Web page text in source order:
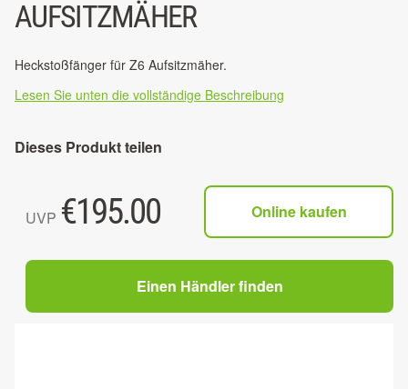
UFSITZMÄHER
Heckstoßfänger für Z6 Aufsitzmäher.
Lesen Sie unten die vollständige Beschreibung
Dieses Produkt teilen
UVP €195.00 Online kaufen
Einen Händler finden